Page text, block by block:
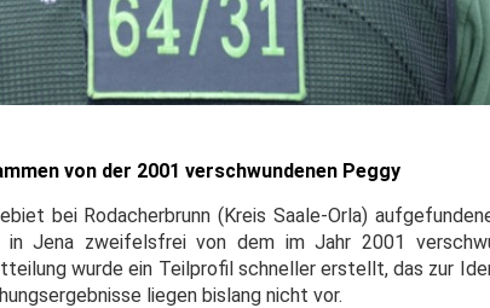
von der 2001 verschwundenen Peggy
bei Rodacherbrunn (Kreis Saale-Orla)
Jena zweifelsfrei von dem im Jahr 2001
wurde ein Teilprofil schneller erstellt, das zur
liegen bislang nicht vor.